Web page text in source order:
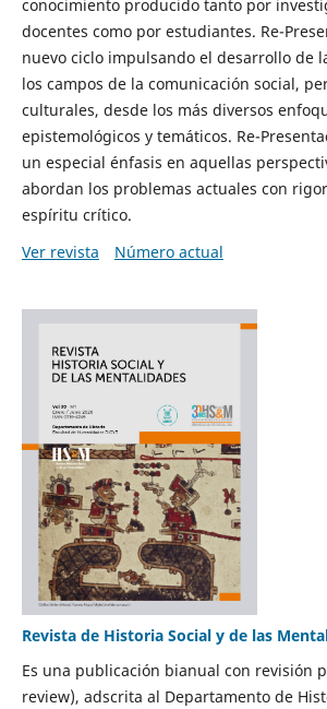
conocimiento producido tanto por
docentes como por estudiantes. Re-
nuevo ciclo impulsando el desarrollo de
los campos de la comunicación social,
culturales, desde los más diversos
epistemológicos y temáticos. Re-
un especial énfasis en aquellas
abordan los problemas actuales con
espíritu crítico.
Ver revista
Número actual
Revista de Historia Social y de las
Es una publicación bianual con revisión
review), adscrita al Departamento de